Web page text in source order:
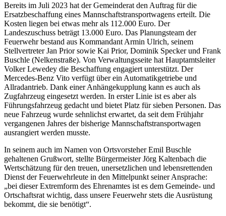
Bereits im Juli 2023 hat der Gemeinderat den Auftrag für die
Ersatzbeschaffung eines Mannschaftstransportwagens erteilt. Die
Kosten liegen bei etwas mehr als 112.000 Euro. Der
Landeszuschuss beträgt 13.000 Euro. Das Planungsteam der
Feuerwehr bestand aus Kommandant Armin Ulrich, seinem
Stellvertreter Jan Prior sowie Kai Prior, Dominik Specker und Frank
Buschle (Nelkenstraße). Von Verwaltungsseite hat Hauptamtsleiter
Volker Lewedey die Beschaffung engagiert unterstützt. Der
Mercedes-Benz Vito verfügt über ein Automatikgetriebe und
Allradantrieb. Dank einer Anhängekupplung kann es auch als
Zugfahrzeug eingesetzt werden. In erster Linie ist es aber als
Führungsfahrzeug gedacht und bietet Platz für sieben Personen. Das
neue Fahrzeug wurde sehnlichst erwartet, da seit dem Frühjahr
vergangenen Jahres der bisherige Mannschaftstransportwagen
ausrangiert werden musste.
In seinem auch im Namen von Ortsvorsteher Emil Buschle
gehaltenen Grußwort, stellte Bürgermeister Jörg Kaltenbach die
Wertschätzung für den treuen, unersetzlichen und lebensrettenden
Dienst der Feuerwehrleute in den Mittelpunkt seiner Ansprache:
„bei dieser Extremform des Ehrenamtes ist es dem Gemeinde- und
Ortschaftsrat wichtig, dass unsere Feuerwehr stets die Ausrüstung
bekommt, die sie benötigt“.